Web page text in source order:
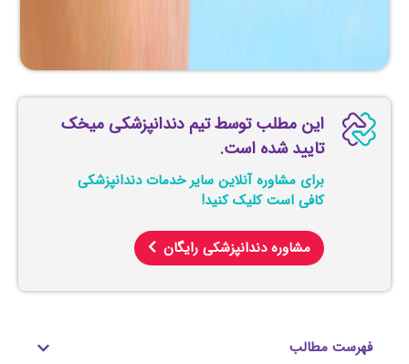
این مطلب توسط تیم دندانپزشکی میخک
تایید شده است.
برای مشاوره آنلاین سایر خدمات دندانپزشکی
کافی است کلیک کنید!
مشاوره دندانپزشکی رایگان
فهرست مطالب